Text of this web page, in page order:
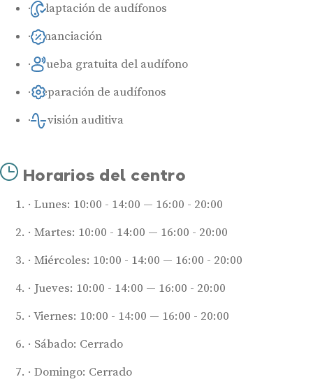
Adaptación de audífonos
Financiación
Prueba gratuita del audífono
Reparación de audífonos
Revisión auditiva
Horarios del centro
Lunes: 10:00 - 14:00 — 16:00 - 20:00
Martes: 10:00 - 14:00 — 16:00 - 20:00
Miércoles: 10:00 - 14:00 — 16:00 - 20:00
Jueves: 10:00 - 14:00 — 16:00 - 20:00
Viernes: 10:00 - 14:00 — 16:00 - 20:00
Sábado: Cerrado
Domingo: Cerrado
Tipos de audífonos para la sordera
Audífonos baratos
Audífonos bluetooth